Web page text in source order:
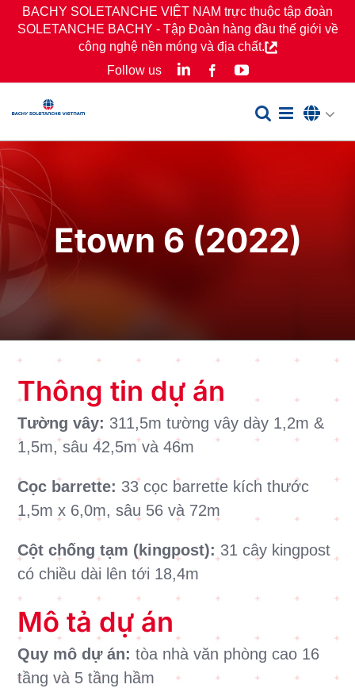
SkipBACHY SOLETANCHE VIỆT NAM trực thuộc tập đoàn
SOLETANCHE BACHY - Tập Đoàn hàng đầu thế giới về
công nghệ nền móng và địa chất.
Follow us
LinkedInFacebookYouTube
Etown 6 (2022)
Thông tin dự án
Tường vây: 311,5m tường vây dày 1,2m &
1,5m, sâu 42,5m và 46m
Cọc barrette: 33 cọc barrette kích thước
1,5m x 6,0m, sâu 56 và 72m
Cột chống tạm (kingpost): 31 cây kingpost
có chiều dài lên tới 18,4m
Mô tả dự án
Quy mô dự án:tòa nhà văn phòng cao 16
tầng và 5 tầng hầm